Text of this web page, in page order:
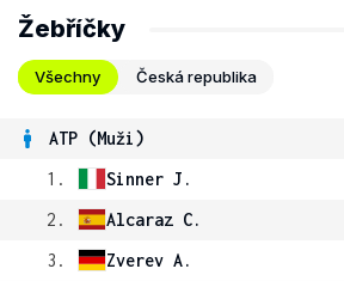
Žebříčky
Všechny Česká republika
ATP (Muži)
1.
Sinner J.
2.
Alcaraz C.
3.
Zverev A.